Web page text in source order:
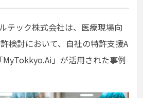
テック株式会社は、医療現場向
検討において、自社の特許支援A
」が活用された事例